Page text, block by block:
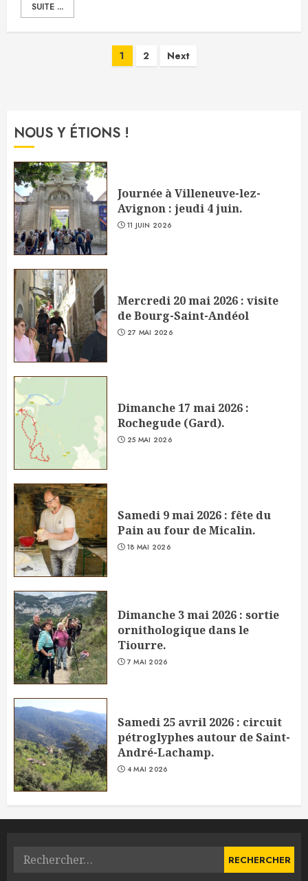
SUITE ...
1 2 Next
NOUS Y ÉTIONS !
Journée à Villeneuve-lez-
Avignon : jeudi 4 juin.
11 JUIN 2026
Mercredi 20 mai 2026 : visite
de Bourg-Saint-Andéol
27 MAI 2026
Dimanche 17 mai 2026 :
Rochegude (Gard).
25 MAI 2026
Samedi 9 mai 2026 : fête du
Pain au four de Micalin.
18 MAI 2026
Dimanche 3 mai 2026 : sortie
ornithologique dans le
Tiourre.
7 MAI 2026
Samedi 25 avril 2026 : circuit
pétroglyphes autour de Saint-
André-Lachamp.
4 MAI 2026
Rechercher :